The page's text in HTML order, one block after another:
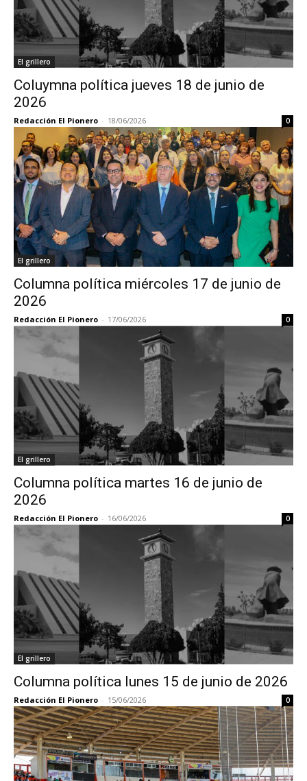
El grillero
Coluymna política jueves 18 de junio de
2026
Redacción El Pionero - 18/06/2026 0
El grillero
Columna política miércoles 17 de junio de
2026
Redacción El Pionero - 17/06/2026 0
El grillero
Columna política martes 16 de junio de
2026
Redacción El Pionero - 16/06/2026 0
El grillero
Columna política lunes 15 de junio de 2026
Redacción El Pionero - 15/06/2026 0